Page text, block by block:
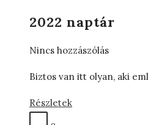
2022 naptár
Nincs hozzászólás
Biztos van itt olyan, aki
Részletek